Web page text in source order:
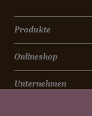
Produkte
Onlineshop
Unternehmen